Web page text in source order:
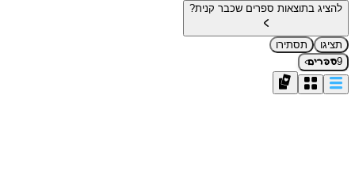
להציג בתוצאות ספרים שכבר קנית?
תציגו
תסתירו
9ספרים›